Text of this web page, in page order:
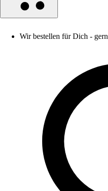
Wir bestellen für Dich -